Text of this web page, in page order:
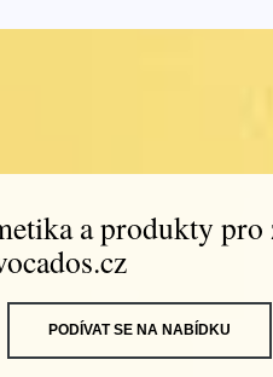
a produkty pro
PODÍVAT SE NA NABÍDKU